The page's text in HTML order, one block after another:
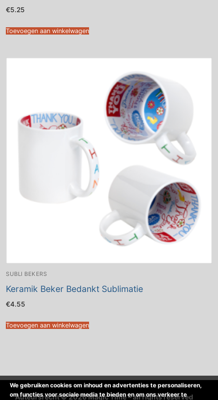
€5.25
Toevoegen aan winkelwagen
SUBLI BEKERS
Keramik Beker Bedankt Sublimatie
€4.55
Toevoegen aan winkelwagen
Auteursrecht © 2026 Magic Time – all rights reserved
We gebruiken cookies om inhoud en advertenties te personaliseren,
om functies voor sociale media te bieden en om ons verkeer te